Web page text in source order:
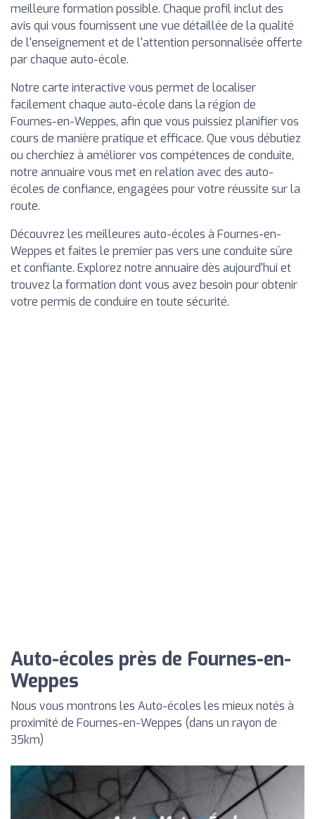
meilleure formation possible. Chaque profil inclut des
avis qui vous fournissent une vue détaillée de la qualité
de l'enseignement et de l'attention personnalisée offerte
par chaque auto-école.
Notre carte interactive vous permet de localiser
facilement chaque auto-école dans la région de
Fournes-en-Weppes, afin que vous puissiez planifier vos
cours de manière pratique et efficace. Que vous débutiez
ou cherchiez à améliorer vos compétences de conduite,
notre annuaire vous met en relation avec des auto-
écoles de confiance, engagées pour votre réussite sur la
route.
Découvrez les meilleures auto-écoles à Fournes-en-
Weppes et faites le premier pas vers une conduite sûre
et confiante. Explorez notre annuaire dès aujourd'hui et
trouvez la formation dont vous avez besoin pour obtenir
votre permis de conduire en toute sécurité.
Auto-écoles près de Fournes-en-
Weppes
Nous vous montrons les Auto-écoles les mieux notés à
proximité de Fournes-en-Weppes (dans un rayon de
35km)